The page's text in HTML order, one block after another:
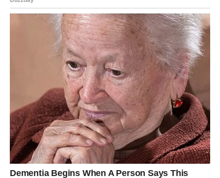
3. Povećana želudačna kiselina
(refluks)
Stručnjaci smatraju daželudačna kiselina, kada se vraća ka
jednjaku, može stimulisati nerve u toj regiji. Kao odgovor na